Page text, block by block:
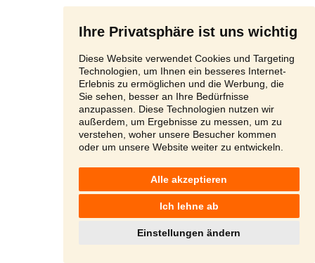
Ihre Privatsphäre ist uns wichtig
Diese Website verwendet Cookies und Targeting
Technologien, um Ihnen ein besseres Internet-
Erlebnis zu ermöglichen und die Werbung, die
Sie sehen, besser an Ihre Bedürfnisse
anzupassen. Diese Technologien nutzen wir
außerdem, um Ergebnisse zu messen, um zu
verstehen, woher unsere Besucher kommen
oder um unsere Website weiter zu entwickeln.
Alle akzeptieren
Ich lehne ab
Einstellungen ändern